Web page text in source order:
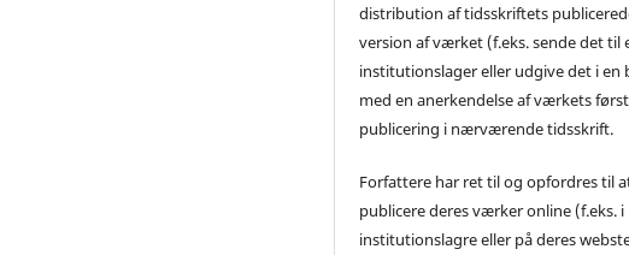
distribution af tidsskriftets
version af værket (f.eks. sende det til
institutionslager eller udgive det i en
med en anerkendelse af værkets
publicering i nærværende tidsskrift.
Forfattere har ret til og opfordres til
publicere deres værker online (f.eks. i
institutionslagre eller på deres